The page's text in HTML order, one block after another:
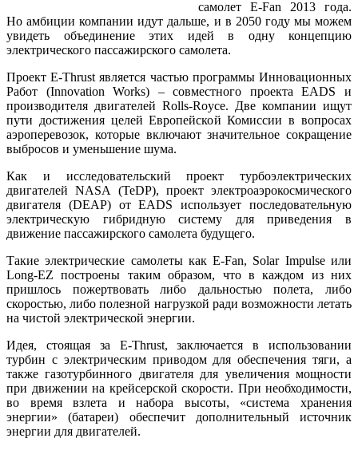
самолет E-Fan 2013 года.
Но амбиции компании идут дальше, и в 2050 году мы можем
увидеть объединение этих идей в одну концепцию
электрического пассажирского самолета.
Проект E-Thrust является частью программы Инновационных
Работ (Innovation Works) – совместного проекта EADS и
производителя двигателей Rolls-Royce. Две компании ищут
пути достижения целей Европейской Комиссии в вопросах
аэроперевозок, которые включают значительное сокращение
выбросов и уменьшение шума.
Как и исследовательский проект турбоэлектрических
двигателей NASA (TeDP), проект электроаэрокосмического
двигателя (DEAP) от EADS использует последовательную
электрическую гибридную систему для приведения в
движение пассажирского самолета будущего.
Такие электрические самолеты как E-Fan, Solar Impulse или
Long-EZ построены таким образом, что в каждом из них
пришлось пожертвовать либо дальностью полета, либо
скоростью, либо полезной нагрузкой ради возможности летать
на чистой электрической энергии.
Идея, стоящая за E-Thrust, заключается в использовании
турбин с электрическим приводом для обеспечения тяги, а
также газотурбинного двигателя для увеличения мощности
при движении на крейсерской скорости. При необходимости,
во время взлета и набора высоты, «система хранения
энергии» (батареи) обеспечит дополнительный источник
энергии для двигателей.